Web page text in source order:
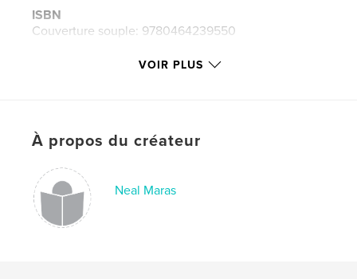
ISBN
Couverture souple: 9780464239550
VOIR PLUS
À propos du créateur
Neal Maras